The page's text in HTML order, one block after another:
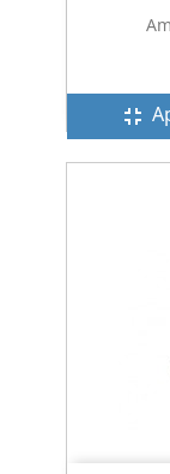
fullscreen_exit